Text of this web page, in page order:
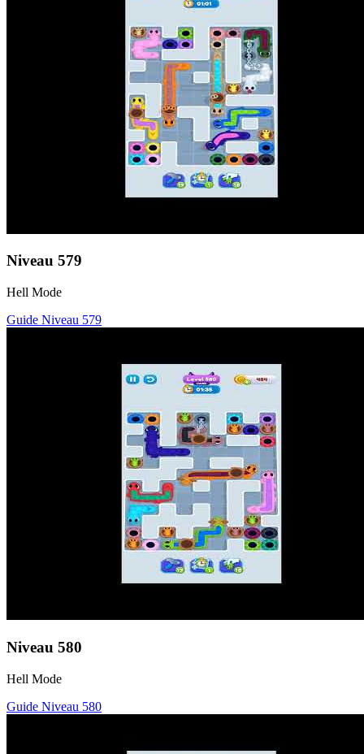
Niveau 579
Hell Mode
Guide Niveau 579
Niveau 580
Hell Mode
Guide Niveau 580